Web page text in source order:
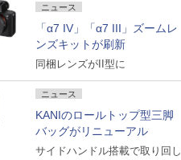
ニュース
「α7 IV」「α7 III」ズームレ
ンズキットが刷新
同梱レンズがII型に
ニュース
KANIのロールトップ型三脚
バッグがリニューアル
サイドハンドル搭載で取り回し